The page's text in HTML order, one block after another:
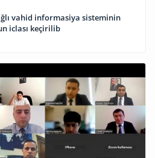
vahid informasiya sisteminin
iclası keçirilib